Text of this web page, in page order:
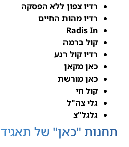
רדיו צפון ללא הפסקה
רדיו מהות החיים
Radis In
קול ברמה
רדיו קול רגע
כאן מקאן
כאן מורשת
קול חי
גלי צה"ל
גלגל"צ
תחנות "כאן" של תאגיד